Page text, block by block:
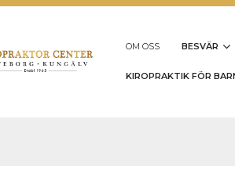
OM OSS BESVÄR
KIROPRAKTIK FÖR